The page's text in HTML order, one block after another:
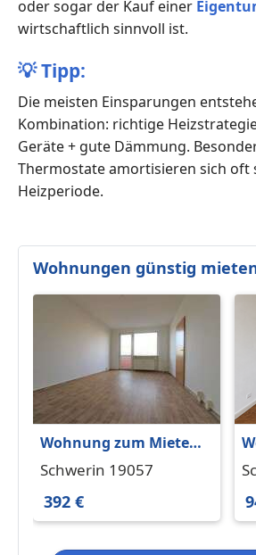
oder sogar der Kauf einer
wirtschaftlich sinnvoll ist.
💡Tipp:
Die meisten Einsparungen
Kombination: richtige
Geräte + gute Dämmung.
Thermostate amortisieren sich oft
Heizperiode.
Wohnungen günstig
Wohnung zum Mieten
in Schwerin 392 € 56.42
Schwerin 19057
392 €